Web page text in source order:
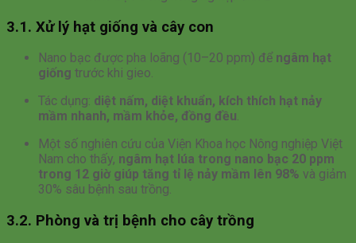
3.1. Xử lý hạt giống và cây con
Nano bạc được pha loãng (10–20 ppm) để ngâm hạt
giống trước khi gieo.
Tác dụng: diệt nấm, diệt khuẩn, kích thích hạt nảy
mầm nhanh, mầm khỏe, đồng đều.
Một số nghiên cứu của Viện Khoa học Nông nghiệp Việt
Nam cho thấy, ngâm hạt lúa trong nano bạc 20 ppm
trong 12 giờ giúp tăng tỉ lệ nảy mầm lên 98% và giảm
30% sâu bệnh sau trồng.
3.2. Phòng và trị bệnh cho cây trồng